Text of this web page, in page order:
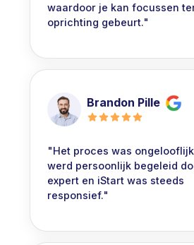
waardoor je kan focussen
oprichting gebeurt."
Brandon Pille
"Het proces was
werd persoonlijk begeleid
expert en iStart was steeds
responsief."